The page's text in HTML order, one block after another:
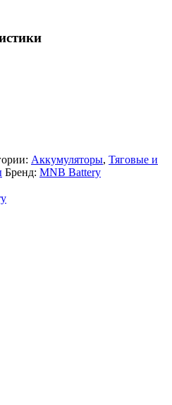
Аккумуляторы, Тяговые и
Бренд: MNB Battery